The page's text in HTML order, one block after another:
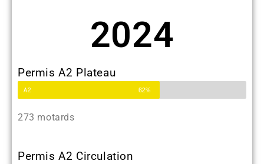
2024
Permis A2 Plateau
A2 62%
273 motards
Permis A2 Circulation